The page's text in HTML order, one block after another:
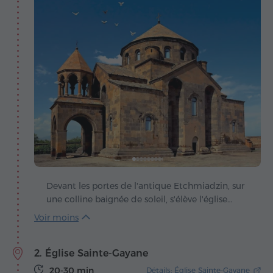
Devant les portes de l'antique Etchmiadzin, sur
une colline baignée de soleil, s'élève l'église
Sainte-Hripsime – un monument de pierre à
dont le cœur appartenait à la foi et non aux
passions terrestres. Le roi Tiridates III, séduit par
2. Église Sainte-Gayane
20-30 min Détails: Église Sainte-Gayane